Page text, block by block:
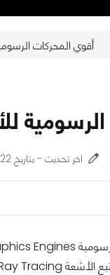
أقوي المحركات الرسومية
اخر تحديث - بتاريخ 2022-02-08